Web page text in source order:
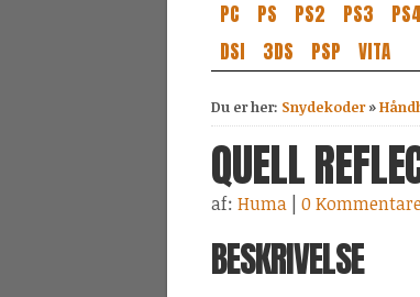
PC PS PS2 PS3 PS4
DSI
3DS PSP VITA
Du er her: Snydekoder»
QUELL
af: Huma 0
BESKRIVELSE